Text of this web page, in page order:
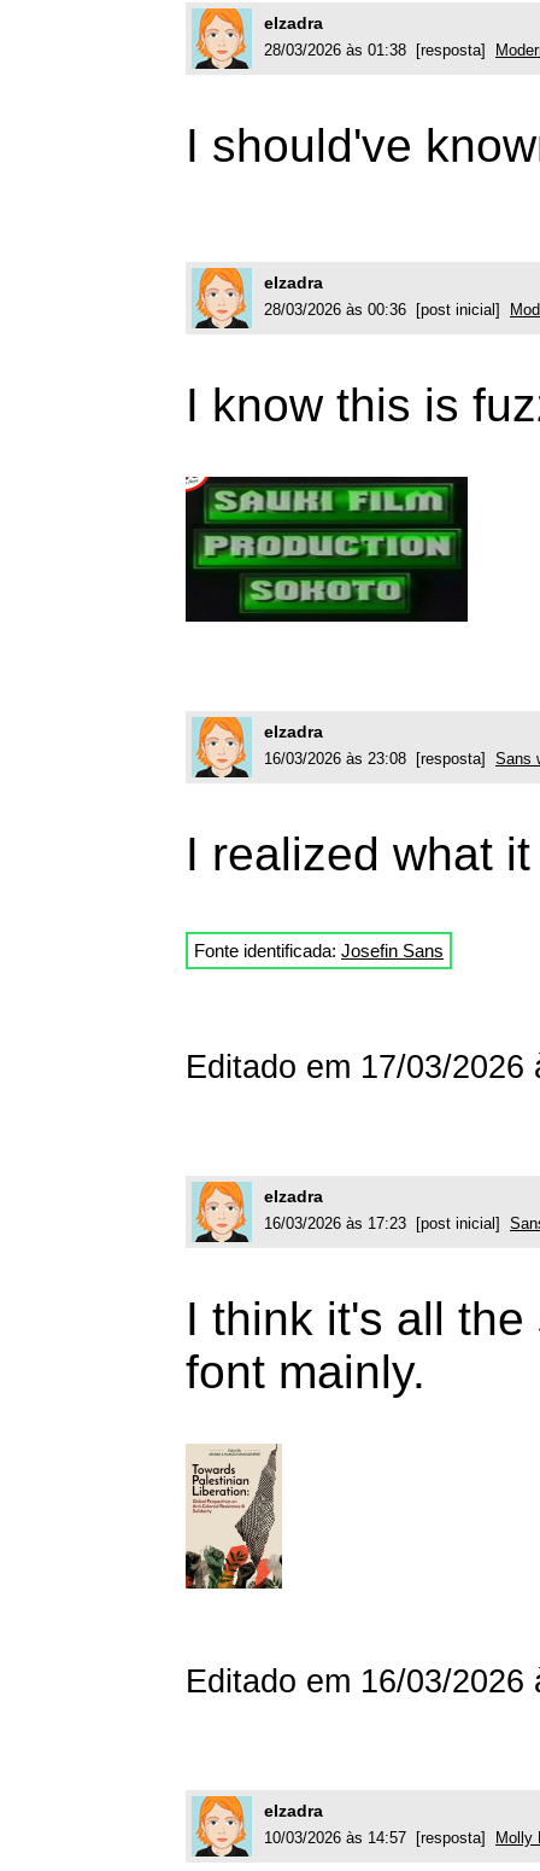
elzadra
28/03/2026 às 01:38 [resposta]
I should've
elzadra
28/03/2026 às 00:36 [post inicial]
I know this is
elzadra
16/03/2026 às 23:08 [resposta] Sans
I realized what
Fonte identificada: Josefin Sans
Editado em 17/03/2026
elzadra
16/03/2026 às 17:23 [post inicial]
I think it's all
font mainly.
Editado em 16/03/
elzadra
10/03/2026 às 14:57 [resposta] Molly